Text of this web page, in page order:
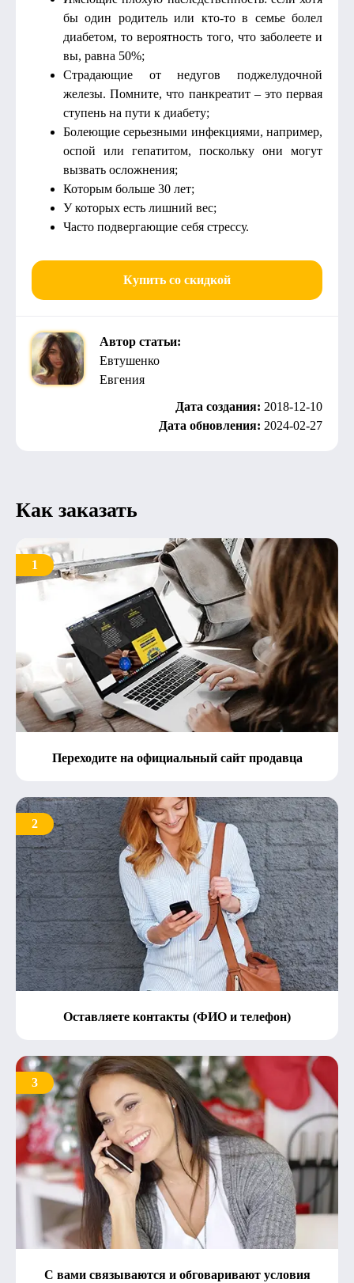
бы один родитель или кто-то в семье болел
диабетом, то вероятность того, что заболеете и
вы, равна 50%;
Страдающие от недугов поджелудочной
железы. Помните, что панкреатит – это первая
ступень на пути к диабету;
Болеющие серьезными инфекциями, например,
оспой или гепатитом, поскольку они могут
вызвать осложнения;
Которым больше 30 лет;
У которых есть лишний вес;
Часто подвергающие себя стрессу.
Купить со скидкой
Автор статьи:
Евтушенко
Евгения
Дата создания: 2018-12-10
Дата обновления: 2024-02-27
Как заказать
1
Переходите на официальный сайт продавца
2
Оставляете контакты (ФИО и телефон)
3
С вами связываются и обговаривают условия